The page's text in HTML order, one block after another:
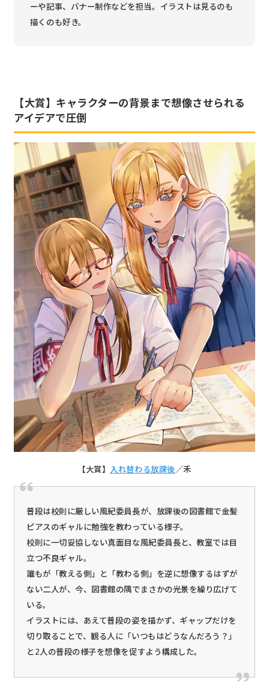
ーや記事、バナー制作などを担当。イラストは見るのも
描くのも好き。
【大賞】キャラクターの背景まで想像させられる
アイデアで圧倒
【大賞】 入れ替わる放課後／禾
普段は校則に厳しい風紀委員長が、放課後の図書館で金髪
ピアスのギャルに勉強を教わっている様子。
校則に一切妥協しない真面目な風紀委員長と、教室では目
立つ不良ギャル。
誰もが「教える側」と「教わる側」を逆に想像するはずが
ない二人が、今、図書館の隅でまさかの光景を繰り広げて
いる。
イラストには、あえて普段の姿を描かず、ギャップだけを
切り取ることで、観る人に「いつもはどうなんだろう？」
と2人の普段の様子を想像を促すよう構成した。